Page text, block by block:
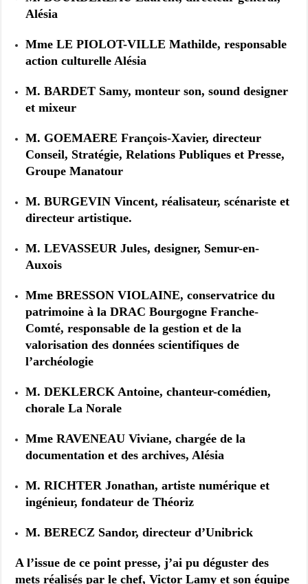
Alésia
Mme LE PIOLOT-VILLE Mathilde, responsable
action culturelle Alésia
M. BARDET Samy, monteur son, sound designer
et mixeur
M. GOEMAERE François-Xavier, directeur
Conseil, Stratégie, Relations Publiques et Presse,
Groupe Manatour
M. BURGEVIN Vincent, réalisateur, scénariste et
directeur artistique.
M. LEVASSEUR Jules, designer, Semur-en-
Auxois
Mme BRESSON VIOLAINE, conservatrice du
patrimoine à la DRAC Bourgogne Franche-
Comté, responsable de la gestion et de la
valorisation des données scientifiques de
l’archéologie
M. DEKLERCK Antoine, chanteur-comédien,
chorale La Norale
Mme RAVENEAU Viviane, chargée de la
documentation et des archives, Alésia
M. RICHTER Jonathan, artiste numérique et
ingénieur, fondateur de Théoriz
M. BERECZ Sandor, directeur d’Unibrick
A l’issue de ce point presse, j’ai pu déguster des
mets réalisés par le chef, Victor Lamy et son équipe